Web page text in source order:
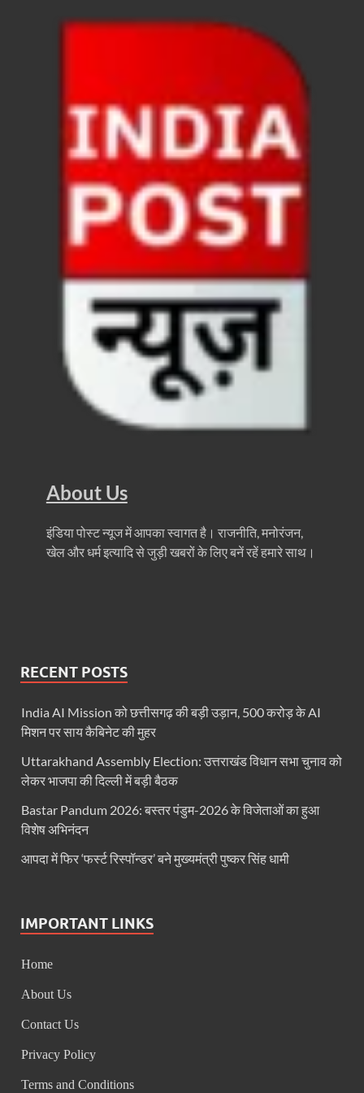
4 Years Achievements Of Uttarakhand
Jairam Ramesh On BJP: श्यामा प्रसाद मुखर्जी के
AIIMS Rishikesh: केन्द्रीय स्वास्थ्य मंत्री जेपी नड्डा से
Kashi Tamil Sangamm: भारत सरकार भाषाई
Mutul Fund SIP: सिर्फ 2000 महीने जमा करके कैसे बन
Vande Matram In Parilament: वंदे मातरम पर संसद में
Manas Khand Mala Yojana: मुख्यमंत्री धामी ने किया
Bastar Mobile Network: बस्तर के कोंडापल्ली में पहली
Skill Development & Polytechnic Courses:
Haridwar Kumbh: हरिद्वार में होने वाले कुंभ को लेकर बोले
Air Fare Issue: इंडिगो संकट के बीच बढ़े हुए हवाई किराए
UP Detention Centre: यूपी में घुसपैठ हूं पर बड़ी कार्रवाई
Navneet Sehgal Resignation: प्रसार भारती के
Lok Sabha 5G Service: चित्तौडगढ़ सांसद सीपी जोशी ने
Khadi Mahotsava: खादी महोत्सव में 3.20 करोड़ की
CM Yogi Jhajjar Visit: मुख्यमंत्री योगी आदित्यनाथ का
VHP News: आतंक के सरगना बनने की होड लगी है
Parliment Winter Session 2025: सर्वदलीय बैठक में
Uttarakhand Kumbh: कुंभ के आयोजन के लिए गंगा
Sambit Patra Press Conference: बीजेपी सांसद संबित
Chittaurgarh News: प्रधानमंत्री खनिज क्षेत्र कल्याण
About Us
इंडिया पोस्ट न्यूज में आपका स्वागत है। राजनीति, मनोरंजन,
खेल और धर्म इत्यादि से जुड़ी खबरों के लिए बनें रहें हमारे साथ।
RECENT POSTS
India AI Mission को छत्तीसगढ़ की बड़ी उड़ान, 500 करोड़ के AI
मिशन पर साय कैबिनेट की मुहर
Uttarakhand Assembly Election: उत्तराखंड विधान सभा चुनाव को
लेकर भाजपा की दिल्ली में बड़ी बैठक
Bastar Pandum 2026: बस्तर पंडुम-2026 के विजेताओं का हुआ
विशेष अभिनंदन
आपदा में फिर ‘फर्स्ट रिस्पॉन्डर’ बने मुख्यमंत्री पुष्कर सिंह धामी
IMPORTANT LINKS
Home
About Us
Contact Us
Privacy Policy
Terms and Conditions